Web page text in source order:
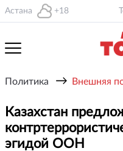
Астана +18
Политика → Внешняя
Казахстан
эгидой ООН